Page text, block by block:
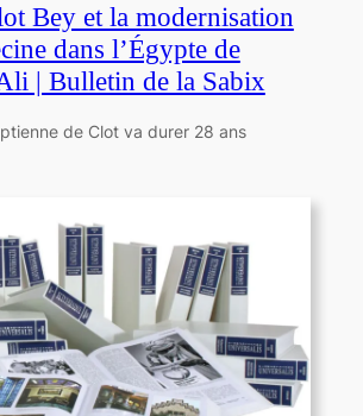
Bey et la modernisation
dans l’Égypte de
| Bulletin de la Sabix
de Clot va durer 28 ans